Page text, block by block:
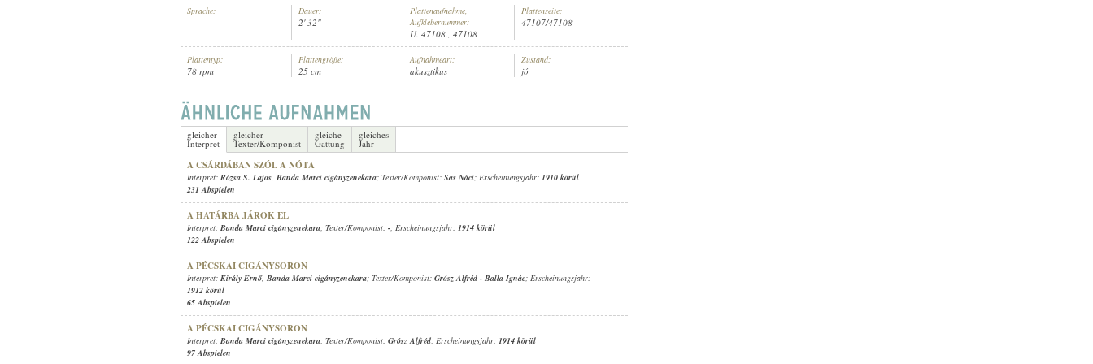
Sprache:
-
Dauer:
2' 32"
Plattenaufnahme,
Aufklebernummer:
U. 47108., 47108
Plattenseite:
47107/47108
Plattentyp:
78 rpm
Plattengröße:
25 cm
Aufnahmeart:
akusztikus
Zustand:
jó
gleicher
Interpret
gleicher
Texter/Komponist
gleiche
Gattung
gleiches
Jahr
A CSÁRDÁBAN SZÓL A NÓTA
Interpret: Rózsa S. Lajos, Banda Marci cigányzenekara; Texter/Komponist: Sas Náci; Erscheinungsjahr: 1910 körül
231 Abspielen
A HATÁRBA JÁROK EL
Interpret: Banda Marci cigányzenekara; Texter/Komponist: -; Erscheinungsjahr: 1914 körül
122 Abspielen
A PÉCSKAI CIGÁNYSORON
Interpret: Király Ernő, Banda Marci cigányzenekara; Texter/Komponist: Grósz Alfréd - Balla Ignác; Erscheinungsjahr:
1912 körül
65 Abspielen
A PÉCSKAI CIGÁNYSORON
Interpret: Banda Marci cigányzenekara; Texter/Komponist: Grósz Alfréd; Erscheinungsjahr: 1914 körül
97 Abspielen